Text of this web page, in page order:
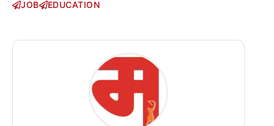
JOB EDUCATION